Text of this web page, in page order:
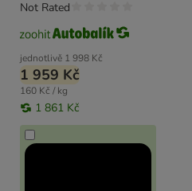
jednotlivě 1 998 Kč
1 959 Kč
160 Kč / kg
1 861 Kč
Not Rated